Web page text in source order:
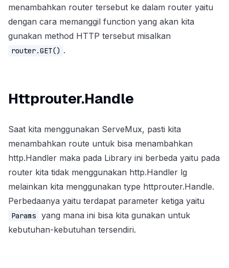
menambahkan router tersebut ke dalam router yaitu
dengan cara memanggil function yang akan kita
gunakan method HTTP tersebut misalkan
router.GET() .
Httprouter.Handle
Saat kita menggunakan ServeMux, pasti kita
menambahkan route untuk bisa menambahkan
http.Handler maka pada Library ini berbeda yaitu pada
router kita tidak menggunakan http.Handler lg
melainkan kita menggunakan type httprouter.Handle.
Perbedaanya yaitu terdapat parameter ketiga yaitu
Params
yang mana ini bisa kita gunakan untuk
kebutuhan-kebutuhan tersendiri.